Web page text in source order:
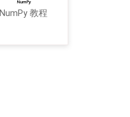
NumPy 教程